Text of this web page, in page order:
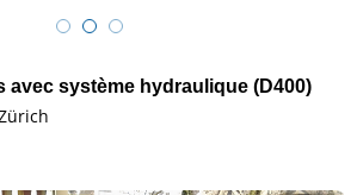
avec système hydraulique (D400)